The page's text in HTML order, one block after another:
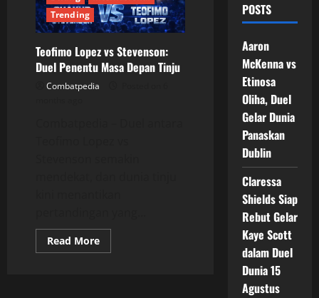
Trending
Teofimo Lopez vs Stevenson:
Duel Penentu Masa Depan Tinju
Combatpedia
Read MoreRead
more
POSTS
Aaron
McKenna vs
Etinosa
Oliha, Duel
Gelar Dunia
Panaskan
Dublin
Claressa
Shields Siap
Rebut Gelar
Kaye Scott
dalam Duel
Dunia 15
Agustus